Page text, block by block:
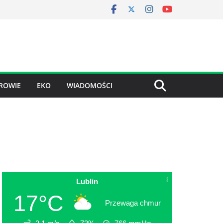
EKO WIADOMOŚCI
Lublin
17°C Przewaga chmur